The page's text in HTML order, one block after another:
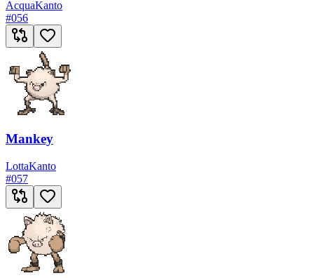
AcquaKanto
#056
Mankey
LottaKanto
#057